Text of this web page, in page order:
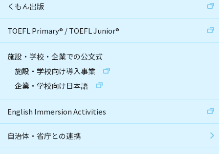
くもん出版
TOEFL Primary® /TOEFL Junior®
施設・学校・企業での公文式
施設・学校向け導入事業
企業・学校向け日本語
English Immersion Activities
自治体・省庁との連携